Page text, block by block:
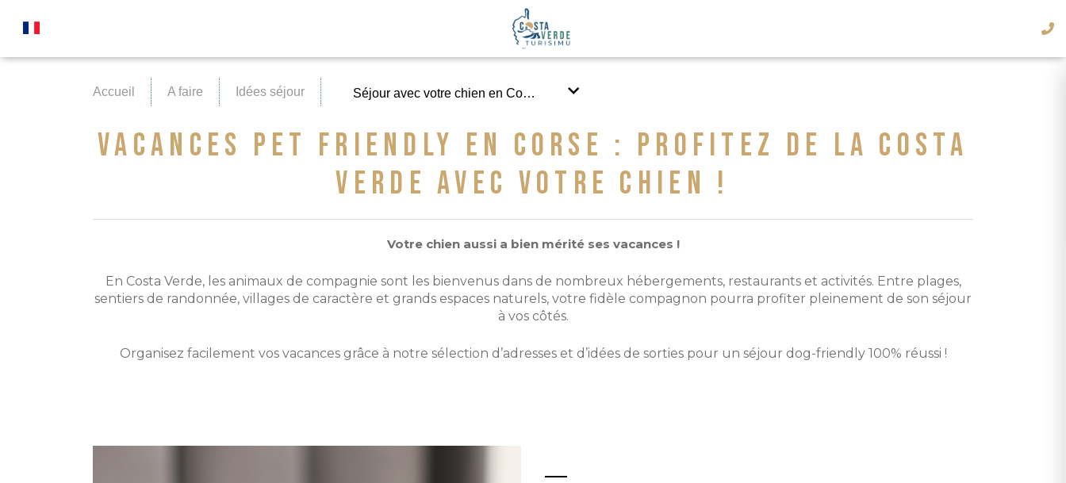
Accueil A faire Idées séjour Séjour avec votre chien en Costa Verde
VACANCES PET FRIENDLY EN CORSE : PROFITEZ DE LA COSTA
VERDE AVEC VOTRE CHIEN !
Votre chien aussi a bien mérité ses vacances !
En Costa Verde, les animaux de compagnie sont les bienvenus dans de nombreux hébergements, restaurants et activités. Entre plages,
sentiers de randonnée, villages de caractère et grands espaces naturels, votre fidèle compagnon pourra profiter pleinement de son séjour
à vos côtés.
Organisez facilement vos vacances grâce à notre sélection d’adresses et d’idées de sorties pour un séjour dog-friendly 100% réussi !